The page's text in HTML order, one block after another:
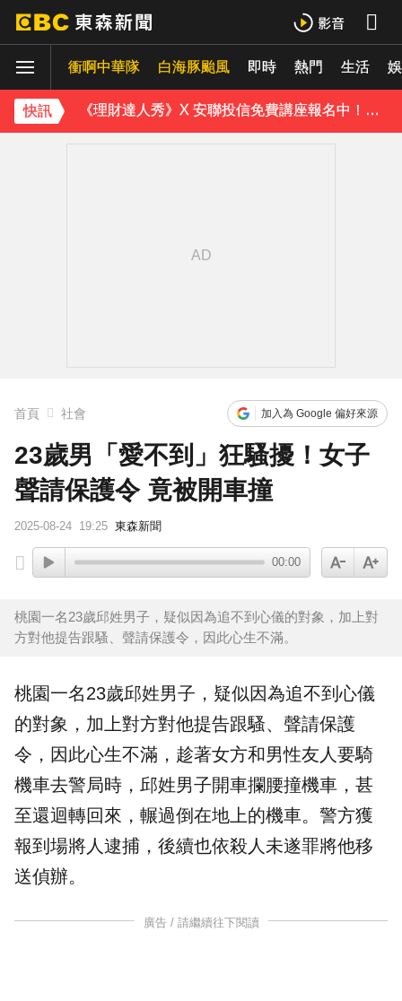
衝啊中華隊 白海豚颱風 即時 熱門 生活
快訊
下載東森App，隨時掌握天下大小事！
《理財達人秀》X 安聯投信免費講座報名中！搶先卡位 2027
首頁 社會 加入為 Google 偏好來源
23歲男「愛不到」狂騷擾！女子
聲請保護令 竟被開車撞
2025-08-24 19:25 東森新聞
00:00
桃園一名23歲邱姓男子，疑似因為追不到心儀的對象，加上對
方對他提告跟騷、聲請保護令，因此心生不滿。
桃園一名23歲邱姓男子，疑似因為追不到心儀
的對象，加上對方對他提告跟騷、聲請保護
令 ，因此心生不滿，趁著女方和男性友人要騎
機車去警局時，邱姓男子開車攔腰撞機車，甚
至還迴轉回來，輾過倒在地上的機車。警方獲
報到場將人逮捕，後續也依殺人未遂罪將他移
送偵辦。
廣告 / 請繼續往下閱讀